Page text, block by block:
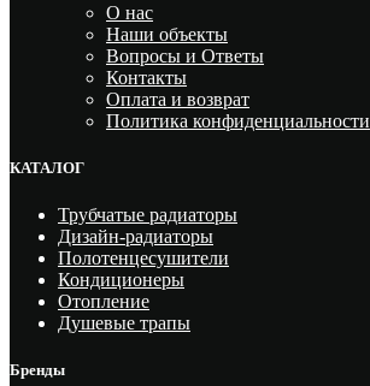
О нас
Наши объекты
Вопросы и Ответы
Контакты
Оплата и возврат
Политика конфиденциальности
КАТАЛОГ
Трубчатые радиаторы
Дизайн-радиаторы
Полотенцесушители
Кондиционеры
Отопление
Душевые трапы
Бренды